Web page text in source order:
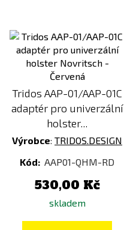
Tridos AAP-01/AAP-01C
adaptér pro univerzální
holster...
Výrobce: TRIDOS.DESIGN
Kód: AAP01-QHM-RD
530,00 Kč
skladem